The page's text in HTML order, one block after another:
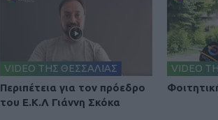
VIDEO ΤΗΣ ΘΕΣΣΑΛΙΑΣ
Περιπέτεια για τον πρόεδρο
του Ε.Κ.Λ Γιάννη Σκόκα
VIDEO